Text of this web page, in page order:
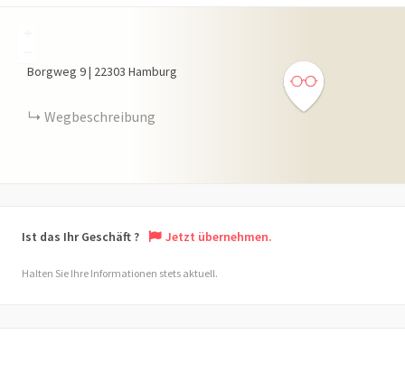
Borgweg 9| 22303 Hamburg
Wegbeschreibung
Ist das Ihr Geschäft ? Jetzt übernehmen.
Halten Sie Ihre Informationen stets aktuell.